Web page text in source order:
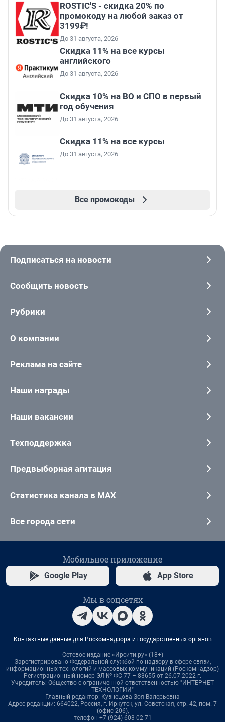
ROSTIC'S - скидка 20% по
промокоду на любой заказ от
3199₽!
До 31 августа, 2026
Скидка 11% на все курсы
английского
До 31 августа, 2026
Скидка 10% на ВО и СПО в первый
год обучения
До 31 августа, 2026
Скидка 11% на все курсы
До 31 августа, 2026
Все промокоды
Подписаться на новости
Сообщить новость
Рубрики
О компании
Реклама на сайте
Наши награды
Наши вакансии
Техподдержка
Предвыборная агитация
Статистика канала в MAX
Все города сети
Мобильное приложение
Google Play App Store
Мы в соцсетях
Контактные данные для Роскомнадзора и государственных органов
Сетевое издание «Ирсити.ру» (18+)
Зарегистрировано Федеральной службой по надзору в сфере связи,
информационных технологий и массовых коммуникаций (Роскомнадзор)
Регистрационный номер ЭЛ № ФС 77 – 83655 от 26.07.2022 г.
Учредитель: Общество с ограниченной ответственностью "ИНТЕРНЕТ
ТЕХНОЛОГИИ"
Главный редактор: Кузнецова Зоя Валерьевна
Адрес редакции: 664022, Россия, г. Иркутск, ул. Советская, стр. 42, пом. 7
(офис 206),
телефон +7 (924) 603 02 71